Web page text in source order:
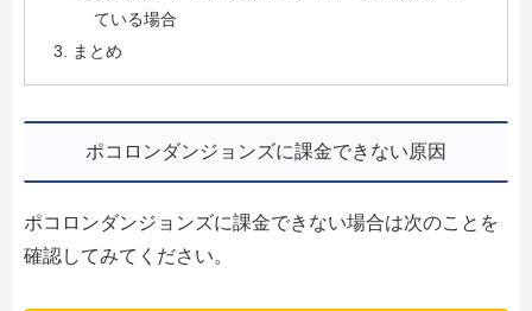
ている場合
まとめ
ポコロンダンジョンズに課金できない原因
ポコロンダンジョンズに課金できない場合は次のことを
確認してみてください。